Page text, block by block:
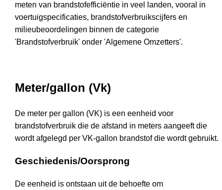
meten van brandstofefficiëntie in veel landen, vooral in
voertuigspecificaties, brandstofverbruikscijfers en
milieubeoordelingen binnen de categorie
'Brandstofverbruik' onder 'Algemene Omzetters'.
Meter/gallon (Vk)
De meter per gallon (VK) is een eenheid voor
brandstofverbruik die de afstand in meters aangeeft die
wordt afgelegd per VK-gallon brandstof die wordt gebruikt.
Geschiedenis/Oorsprong
De eenheid is ontstaan uit de behoefte om